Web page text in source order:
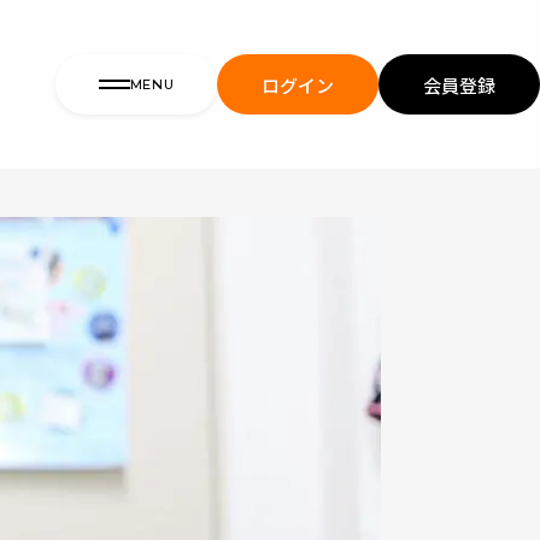
MENU ログイン 会員登録